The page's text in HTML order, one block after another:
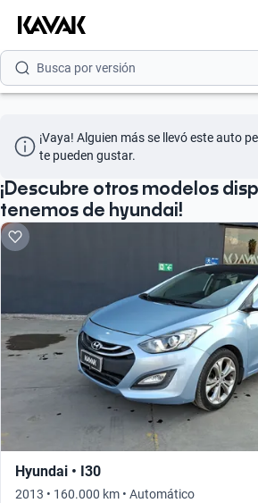
Busca por modelo
Busca por versión
Busca por marca
Busca por modelo
Busca por versión
¡Vaya! Alguien más se llevó este auto
te pueden gustar.
¡Descubre otros modelos
tenemos de hyundai!
Hyundai • I30
2013 • 160.000 km • Automático